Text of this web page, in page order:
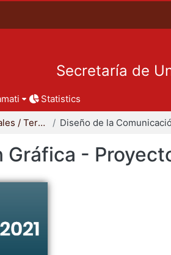
Secretaría de
Statistics
Proyectos Integrales / Terminales - Licenciatura
Gráfica -